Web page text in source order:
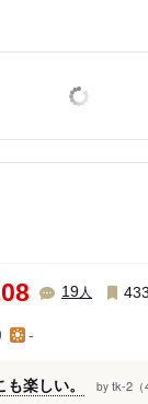
19人
-
楽しい。 by tk-2（